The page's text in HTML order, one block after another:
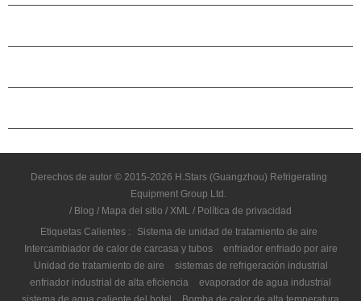
Derechos de autor © 2015-2026 H.Stars (Guangzhou) Refrigerating
Equipment Group Ltd.
/ Blog / Mapa del sitio / XML / Política de privacidad
Etiquetas Calientes :
Sistema de unidad de tratamiento de aire
Intercambiador de calor de carcasa y tubos
enfriador enfriado por aire
Unidad de tratamiento de aire
sistemas de refrigeración industrial
enfriador industrial de alta eficiencia
evaporador de agua industrial